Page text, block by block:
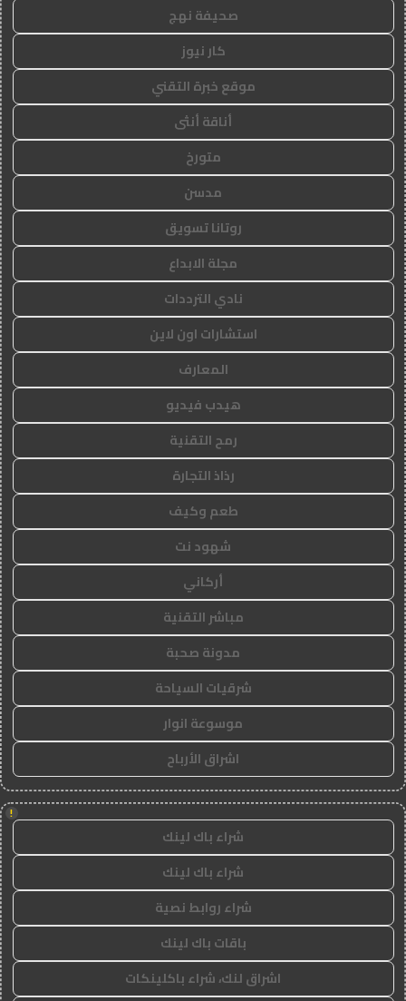
صحيفة نهج
كار نيوز
موقع خبرة التقني
أناقة أنثى
متورخ
مدسن
روتانا تسويق
مجلة الابداع
نادي الترددات
استشارات اون لاين
المعارف
هيدب فيديو
رمح التقنية
رذاذ التجارة
طعم وكيف
شهود نت
أركاني
مباشر التقنية
مدونة صحبة
شرقيات السياحة
موسوعة انوار
اشراق الأرباح
!
شراء باك لينك
شراء باك لينك
شراء روابط نصية
باقات باك لينك
اشراق لنك، شراء باكلينكات